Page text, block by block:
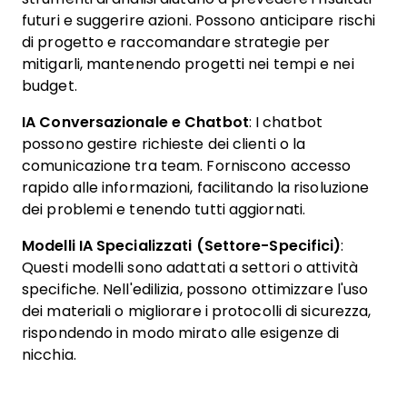
futuri e suggerire azioni. Possono anticipare rischi
di progetto e raccomandare strategie per
mitigarli, mantenendo progetti nei tempi e nei
budget.
IA Conversazionale e Chatbot: I chatbot
possono gestire richieste dei clienti o la
comunicazione tra team. Forniscono accesso
rapido alle informazioni, facilitando la risoluzione
dei problemi e tenendo tutti aggiornati.
Modelli IA Specializzati (Settore-Specifici):
Questi modelli sono adattati a settori o attività
specifiche. Nell'edilizia, possono ottimizzare l'uso
dei materiali o migliorare i protocolli di sicurezza,
rispondendo in modo mirato alle esigenze di
nicchia.